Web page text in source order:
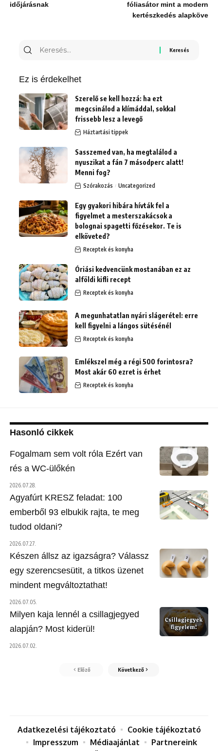
időjárásnak
fóliasátor mint a modern
kertészkedés alapköve
Keresés
Ez is érdekelhet
Szerelő se kell hozzá: ha ezt
megcsinálod a klímáddal, sokkal
frissebb lesz a levegő
Háztartási tippek
Sasszemed van, ha megtalálod a
nyuszikat a fán 7 másodperc alatt!
Menni fog?
Szórakozás Uncategorized
Egy gyakori hibára hívták fel a
figyelmet a mesterszakácsok a
bolognai spagetti főzésekor. Te is
elköveted?
Receptek és konyha
Óriási kedvencünk mostanában ez az
alföldi kifli recept
Receptek és konyha
A megunhatatlan nyári slágerétel: erre
kell figyelni a lángos sütésénél
Receptek és konyha
Emlékszel még a régi 500 forintosra?
Most akár 60 ezret is érhet
Receptek és konyha
Hasonló cikkek
Fogalmam sem volt róla Ezért van
rés a WC-ülőkén
2026.07.28.
Agyafúrt KRESZ feladat: 100
emberből 93 elbukik rajta, te meg
tudod oldani?
2026.07.27.
Készen állsz az igazságra? Válassz
egy szerencsesütit, a titkos üzenet
mindent megváltoztathat!
2026.07.05.
Milyen kaja lennél a csillagjegyed
alapján? Most kiderül!
2026.07.02.
Előző Következő
Adatkezelési tájékoztató
Cookie tájékoztató
Impresszum
Médiaajánlat
Partnereink